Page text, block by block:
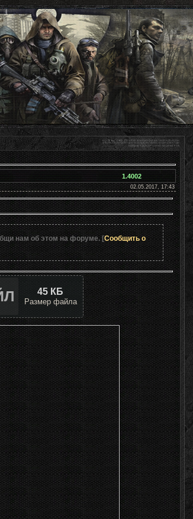
[1.4002] 1.4002
02.05.2017, 17:43
нам об этом на форуме. [Сообщить о
45 КБ
Размер файла